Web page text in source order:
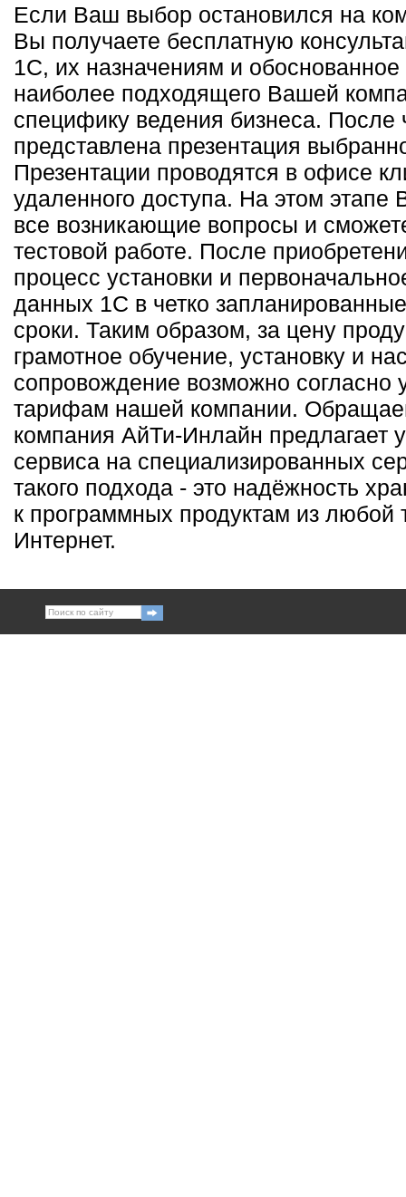
Если Ваш выбор остановился на
Вы получаете бесплатную
1С, их назначениям и
наиболее подходящего Вашей
специфику ведения бизнеса. После
представлена презентация
Презентации проводятся в офисе
удаленного доступа. На этом этапе
все возникающие вопросы и
тестовой работе. После
процесс установки и
данных 1С в четко
сроки. Таким образом, за цену
грамотное обучение, установку и
сопровождение возможно согласно
тарифам нашей компании.
компания АйТи-Инлайн предлагает
сервиса на специализированных
такого подхода - это надёжность
к программных продуктам из любой
Интернет.